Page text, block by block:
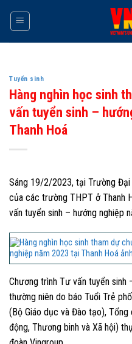
Tuyển sinh
Hàng nghìn học sinh
vấn tuyển sinh –
Thanh Hoá
Sáng 19/2/2023, tại Trường
của các trường THPT ở Thanh
vấn tuyển sinh – hướng nghiệp
Chương trình Tư vấn tuyển sinh
thường niên do báo Tuổi Trẻ
(Bộ Giáo dục và Đào tạo),
động, Thương binh và Xã hội)